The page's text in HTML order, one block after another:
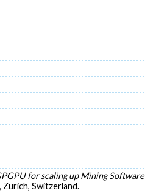
for scaling up Mining Software
Switzerland.